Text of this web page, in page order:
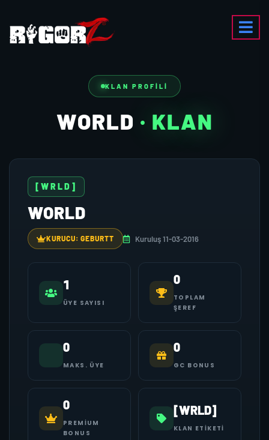
KLAN PROFILI
WORLD · KLAN
[WRLD]
WORLD
KURUCU: GEBURTT Kuruluş 11-03-2016
1
ÜYE SAYISI
0
TOPLAM
ŞEREF
0
MAKS. ÜYE
0
GC BONUS
0
PREMIUM
BONUS
[WRLD]
KLAN ETIKETI